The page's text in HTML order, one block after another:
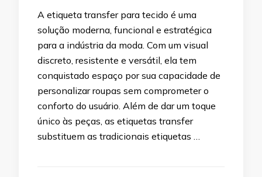
A etiqueta transfer para tecido é uma
solução moderna, funcional e estratégica
para a indústria da moda. Com um visual
discreto, resistente e versátil, ela tem
conquistado espaço por sua capacidade de
personalizar roupas sem comprometer o
conforto do usuário. Além de dar um toque
único às peças, as etiquetas transfer
substituem as tradicionais etiquetas …